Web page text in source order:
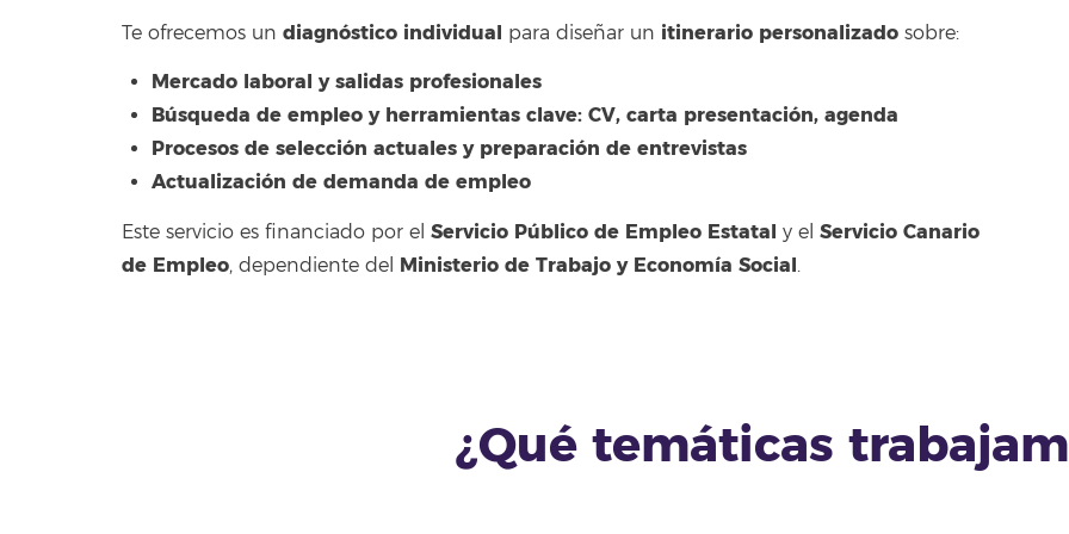
Te ofrecemos un diagnóstico individual para diseñar un itinerario personalizado sobre:
Mercado laboral y salidas profesionales
Búsqueda de empleo y herramientas clave: CV, carta presentación, agenda
Procesos de selección actuales y preparación de entrevistas
Actualización de demanda de empleo
Este servicio es financiado por el Servicio Público de Empleo Estatal y el Servicio Canario
de Empleo, dependiente del Ministerio de Trabajo y Economía Social.
¿Qué temáticas